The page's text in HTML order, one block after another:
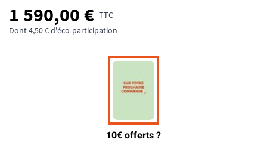
1 590,00 € TTC
Dont 4,50 € d'éco-participation